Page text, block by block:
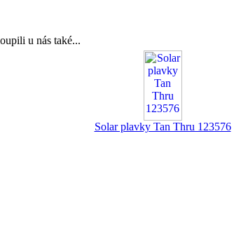
u nás také...
Solar plavky Tan Thru 123576